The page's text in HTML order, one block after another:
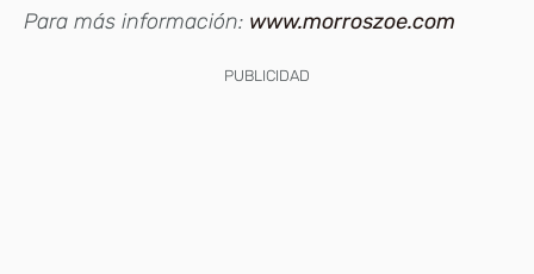
Para más información: www.morroszoe.com
PUBLICIDAD